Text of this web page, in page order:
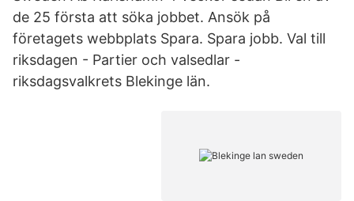
de 25 första att söka jobbet. Ansök på
företagets webbplats Spara. Spara jobb. Val till
riksdagen - Partier och valsedlar -
riksdagsvalkrets Blekinge län.